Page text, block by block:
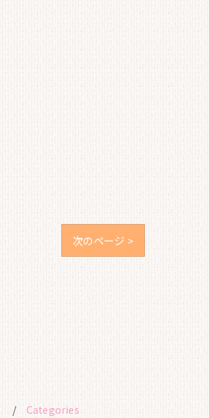
次のページ >
Categories